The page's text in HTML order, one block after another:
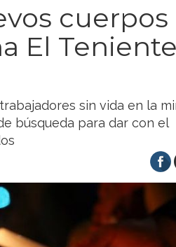
cuerpos
El Teniente
sin vida en la
búsqueda para dar con el